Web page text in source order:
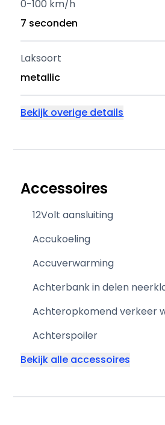
0-100 km/h
7 seconden
Laksoort
metallic
Bekijk overige details
Accessoires
12Volt aansluiting
Accukoeling
Accuverwarming
Achterbank in delen
Achteropkomend verkeer
Achterspoiler
Bekijk alle accessoires